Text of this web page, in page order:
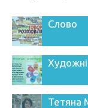
Слово
Тетяна